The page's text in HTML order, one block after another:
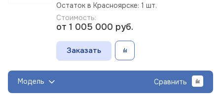
Остаток в Красноярске: 1 шт.
Стоимость:
от 1 005 000 руб.
Заказать
Модель Сравнить